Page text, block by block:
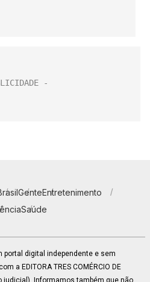
GenteEntretenimento
Saúde
portal digital independente e sem
a EDITORA TRES COMÉRCIO DE
judicial). Informamos também que não